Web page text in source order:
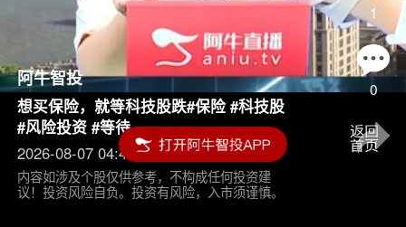
1
0
阿牛智投
想买保险，就等科技股跌#保险 #科技股
#风险投资 #等待
2026-08-07 04:45
内容如涉及个股仅供参考，不构成任何投资建
议！投资风险自负。投资有风险，入市须谨慎。